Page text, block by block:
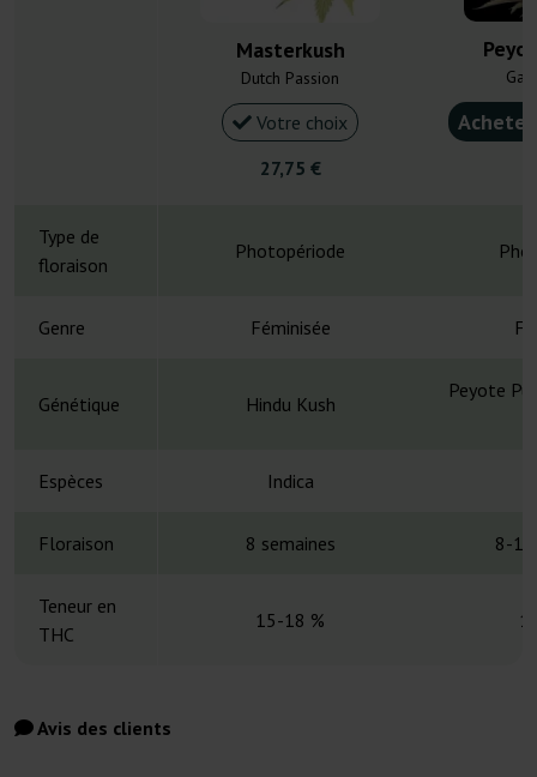
Masterkush
Dutch Passion
Votre choix
27,75 €
Type de
floraison
Photopériode
Genre Féminisée
Génétique Hindu Kush
Peyote
Espèces Indica
Floraison 8 semaines 8-10
Teneur en
THC
15-18 %
Avis des clients